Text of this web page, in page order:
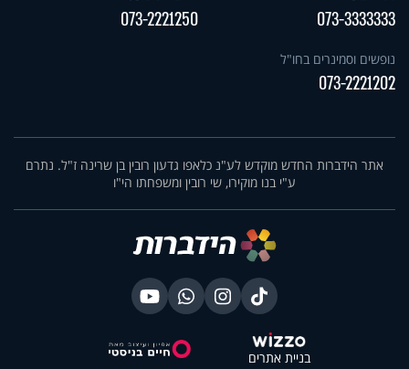
073-3333333
073-2221250
נופשים וסמינרים בחו"ל
073-2221202
אתר הידברות החדש מוקדש לע"נ כלאפו גדעון רובין בן שרינה ז"ל. נתרם
ע"י בנו מוקירו, שי רובין ומשפחתו הי"ו
בניית אתרים